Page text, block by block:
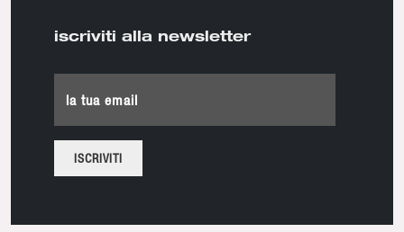
iscriviti alla newsletter
la tua email